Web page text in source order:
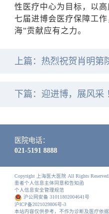
性医疗中心为目标，以
七届进博会医疗保障工
海”贡献应有之力。
上篇： 热烈祝贺肖明第院长
下篇： 迎进博，展风采 ！2024青浦区服
医院电话：
021-5191 8888
Copyright 上海医大医院 All Rights Reserved.
患者个人信息主体同意和告知函
个人信息安全管理规范
沪公网安备 31011802004641号
沪ICP备2021029806号-3
本站内容仅供参考，不作为诊断及医疗依据